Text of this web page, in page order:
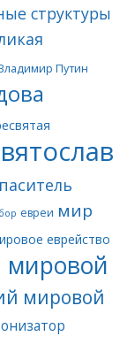
структуры
Путин
евреи мир
еврейство
мировой
мировой